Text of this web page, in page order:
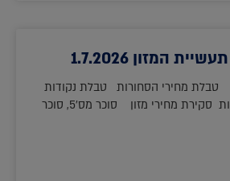
המזון 1.7.2026
טבלת מחירי הסחורות טבלת נקודות
פרוורד טבלת ריביות סקירת מחירי מזון סוכר מס'5, סוכר